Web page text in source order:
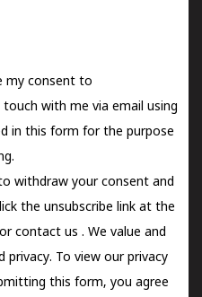
my consent to
with me via email using
in this form for the purpose
withdraw your consent and
the unsubscribe link at the
contact us . We value and
privacy. To view our privacy
this form, you agree